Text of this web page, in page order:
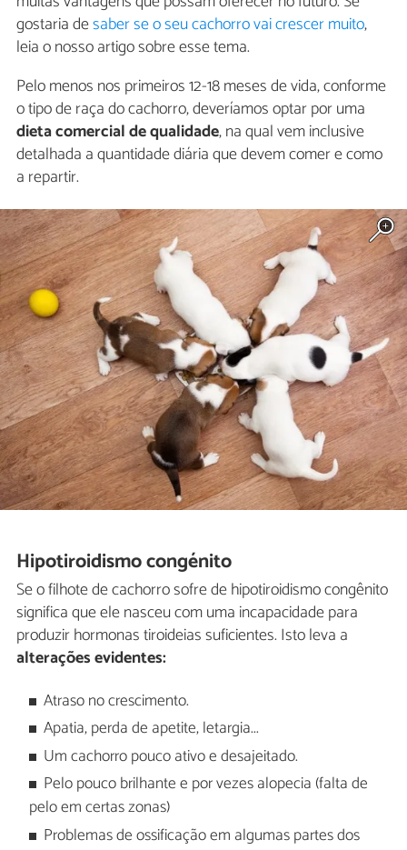
gostaria desaber se o seu cachorro vai crescer muito,
leia o nosso artigo sobre esse tema.
Pelo menos nos primeiros 12-18 meses de vida, conforme
o tipo de raça do cachorro, deveríamos optar por uma
dieta comercial de qualidade, na qual vem inclusive
detalhada a quantidade diária que devem comer e como
a repartir.
Hipotiroidismo congénito
Se o filhote de cachorro sofre de hipotiroidismo congênito
significa que ele nasceu com uma incapacidade para
produzir hormonas tiroideias suficientes. Isto leva a
alterações evidentes:
Atraso no crescimento.
Apatia, perda de apetite, letargia...
Um cachorro pouco ativo e desajeitado.
Pelo pouco brilhante e por vezes alopecia (falta de
pelo em certas zonas)
Problemas de ossificação em algumas partes dos